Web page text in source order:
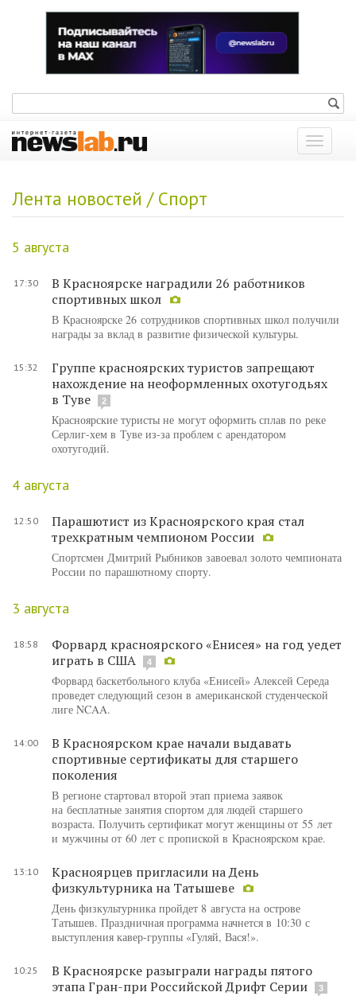
Показать
меню
Лента новостей / Спорт
5 августа
17:30
В Красноярске наградили 26 работников
спортивных школ
В Красноярске 26 сотрудников спортивных школ получили
награды за вклад в развитие физической культуры.
15:32
Группе красноярских туристов запрещают
нахождение на неоформленных охотугодьях
в Туве
2
Красноярские туристы не могут оформить сплав по реке
Серлиг-хем в Туве из-за проблем с арендатором
охотугодий.
4 августа
12:50
Парашютист из Красноярского края стал
трехкратным чемпионом России
Спортсмен Дмитрий Рыбников завоевал золото чемпионата
России по парашютному спорту.
3 августа
18:58
Форвард красноярского «Енисея» на год уедет
играть в США
4
Форвард баскетбольного клуба «Енисей» Алексей Середа
проведет следующий сезон в американской студенческой
лиге NCAA.
14:00
В Красноярском крае начали выдавать
спортивные сертификаты для старшего
поколения
В регионе стартовал второй этап приема заявок
на бесплатные занятия спортом для людей старшего
возраста. Получить сертификат могут женщины от 55 лет
и мужчины от 60 лет с пропиской в Красноярском крае.
13:10
Красноярцев пригласили на День
физкультурника на Татышеве
День физкультурника пройдет 8 августа на острове
Татышев. Праздничная программа начнется в 10:30 с
выступления кавер-группы «Гуляй, Вася!».
10:25
В Красноярске разыграли награды пятого
этапа Гран-при Российской Дрифт Серии
3